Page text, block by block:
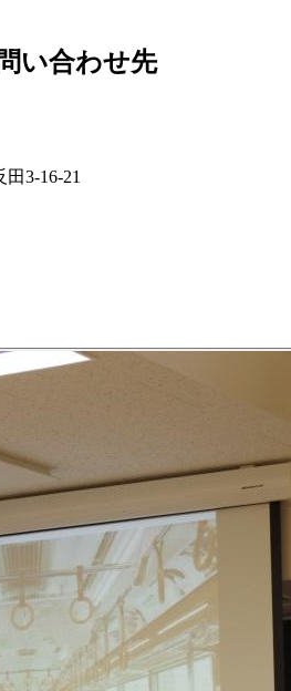
い合わせ先
3‐16‐21